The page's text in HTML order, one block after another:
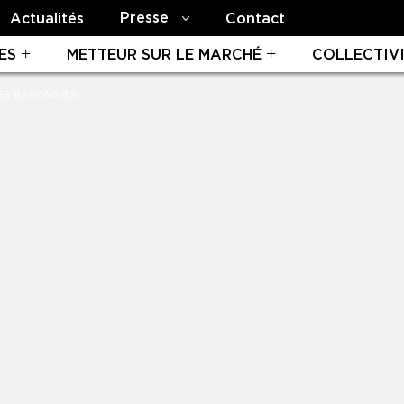
Actualités Presse Contact
METTEUR SUR LE MARCHÉ